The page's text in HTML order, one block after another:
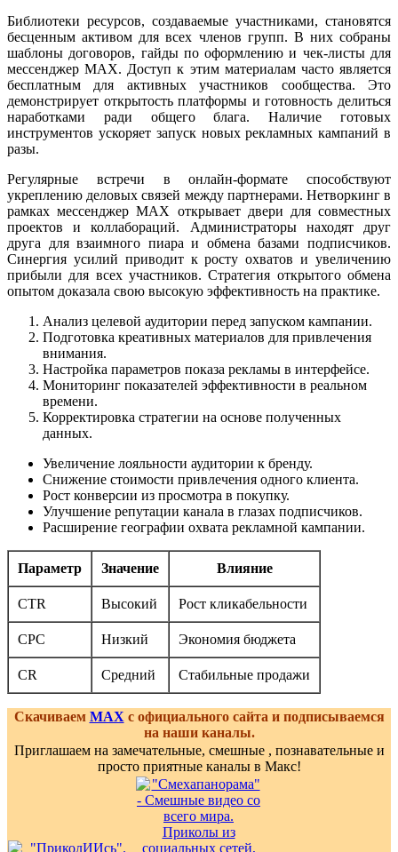
Библиотеки ресурсов, создаваемые участниками, становятся
бесценным активом для всех членов групп. В них собраны
шаблоны договоров, гайды по оформлению и чек-листы для
мессенджер MAX. Доступ к этим материалам часто является
бесплатным для активных участников сообщества. Это
демонстрирует открытость платформы и готовность делиться
наработками ради общего блага. Наличие готовых
инструментов ускоряет запуск новых рекламных кампаний в
разы.
Регулярные встречи в онлайн-формате способствуют
укреплению деловых связей между партнерами. Нетворкинг в
рамках мессенджер MAX открывает двери для совместных
проектов и коллабораций. Администраторы находят друг
друга для взаимного пиара и обмена базами подписчиков.
Синергия усилий приводит к росту охватов и увеличению
прибыли для всех участников. Стратегия открытого обмена
опытом доказала свою высокую эффективность на практике.
Анализ целевой аудитории перед запуском кампании.
Подготовка креативных материалов для привлечения
внимания.
Настройка параметров показа рекламы в интерфейсе.
Мониторинг показателей эффективности в реальном
времени.
Корректировка стратегии на основе полученных
данных.
Увеличение лояльности аудитории к бренду.
Снижение стоимости привлечения одного клиента.
Рост конверсии из просмотра в покупку.
Улучшение репутации канала в глазах подписчиков.
Расширение географии охвата рекламной кампании.
Параметр Значение Влияние
CTR Высокий Рост кликабельности
CPC Низкий Экономия бюджета
CR Средний Стабильные продажи
Скачиваем MAXс официального сайта и подписываемся
на наши каналы.
Приглашаем на замечательные, смешные , познавательные и
просто приятные каналы в Макс!